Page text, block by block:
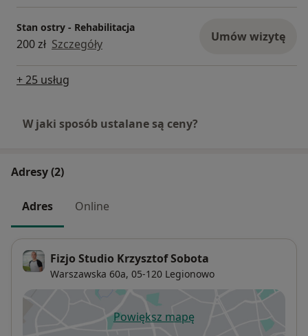
Stan ostry - Rehabilitacja
200 zł Szczegóły Umów wizytę
+ 25 usług
W jaki sposób ustalane są ceny?
Adresy (2)
Adres Online
Fizjo Studio Krzysztof Sobota
Warszawska 60a, 05-120 Legionowo
Powiększ mapęotwiera się w nowej karcie